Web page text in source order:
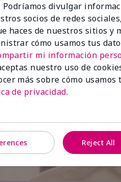
divulgar
socios de redes
haces de nuestros sitios y
cómo usamos tus
mi información
nuestro uso de
más sobre cómo
de privacidad.
Reject All